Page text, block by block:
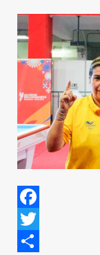
Facebook
Twitter